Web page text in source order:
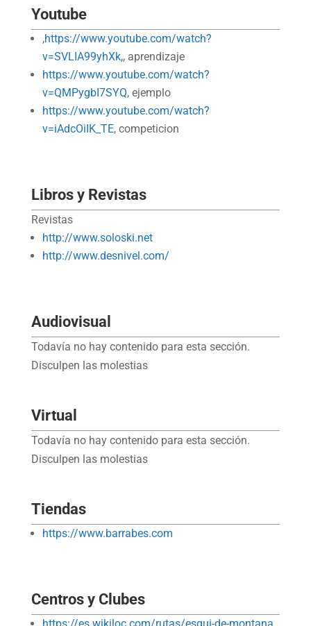
Youtube
,https://www.youtube.com/watch?
v=SVLIA99yhXk,, aprendizaje
https://www.youtube.com/watch?
v=QMPygbI7SYQ,ejemplo
https://www.youtube.com/watch?
v=iAdcOiIK_TE, competicion
Libros y Revistas
Revistas
http://www.soloski.net
http://www.desnivel.com/
Audiovisual
Todavía no hay contenido para esta sección.
Disculpen las molestias
Virtual
Todavía no hay contenido para esta sección.
Disculpen las molestias
Tiendas
https://www.barrabes.com
Centros y Clubes
https://es.wikiloc.com/rutas/esqui-de-montana